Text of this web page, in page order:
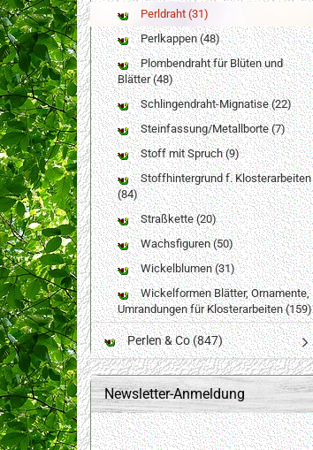
Perldraht (31)
Perlkappen (48)
Plombendraht für Blüten und
Blätter (48)
Schlingendraht-Mignatise (22)
Steinfassung/Metallborte (7)
Stoff mit Spruch (9)
Stoffhintergrund f. Klosterarbeiten
(84)
Straßkette (20)
Wachsfiguren (50)
Wickelblumen (31)
Wickelformen Blätter, Ornamente,
Umrandungen für Klosterarbeiten (159)
Perlen & Co (847)
Newsletter-Anmeldung